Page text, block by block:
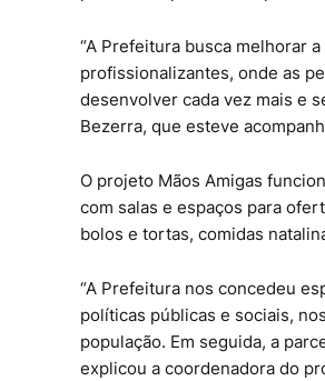
“A Prefeitura busca melhorar
profissionalizantes, onde as
desenvolver cada vez mais e
Bezerra, que esteve
O projeto Mãos Amigas
com salas e espaços para
bolos e tortas, comidas
“A Prefeitura nos concedeu
políticas públicas e sociais,
população. Em seguida, a
explicou a coordenadora do